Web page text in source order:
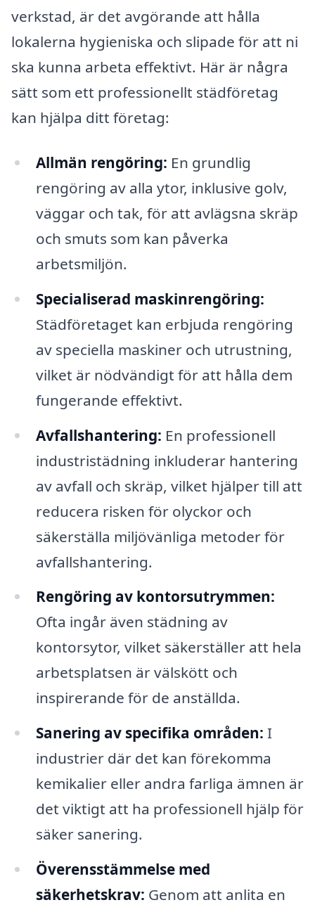
verkstad, är det avgörande att hålla
lokalerna hygieniska och slipade för att ni
ska kunna arbeta effektivt. Här är några
sätt som ett professionellt städföretag
kan hjälpa ditt företag:
Allmän rengöring: En grundlig
rengöring av alla ytor, inklusive golv,
väggar och tak, för att avlägsna skräp
och smuts som kan påverka
arbetsmiljön.
Specialiserad maskinrengöring:
Städföretaget kan erbjuda rengöring
av speciella maskiner och utrustning,
vilket är nödvändigt för att hålla dem
fungerande effektivt.
Avfallshantering: En professionell
industristädning inkluderar hantering
av avfall och skräp, vilket hjälper till att
reducera risken för olyckor och
säkerställa miljövänliga metoder för
avfallshantering.
Rengöring av kontorsutrymmen:
Ofta ingår även städning av
kontorsytor, vilket säkerställer att hela
arbetsplatsen är välskött och
inspirerande för de anställda.
Sanering av specifika områden: I
industrier där det kan förekomma
kemikalier eller andra farliga ämnen är
det viktigt att ha professionell hjälp för
säker sanering.
Överensstämmelse med
säkerhetskrav: Genom att anlita en